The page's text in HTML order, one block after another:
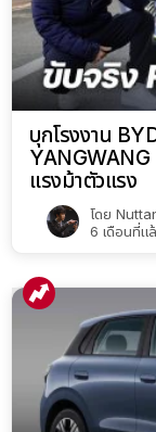
บุกโรงงาน
YANGWANG
แรงม้าตัวแรง
โดย
6 เดือนที่แ